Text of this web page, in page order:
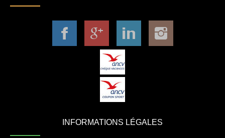
INFORMATIONS LÉGALES